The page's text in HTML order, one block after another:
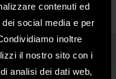
contenuti ed
social media e per
inoltre
il nostro sito con i
analisi dei dati web,